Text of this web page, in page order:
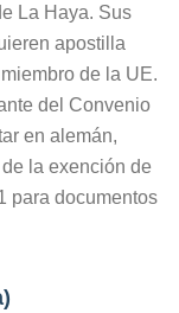
La Haya. Sus
apostilla
de la UE.
del Convenio
en alemán,
la exención de
para documentos